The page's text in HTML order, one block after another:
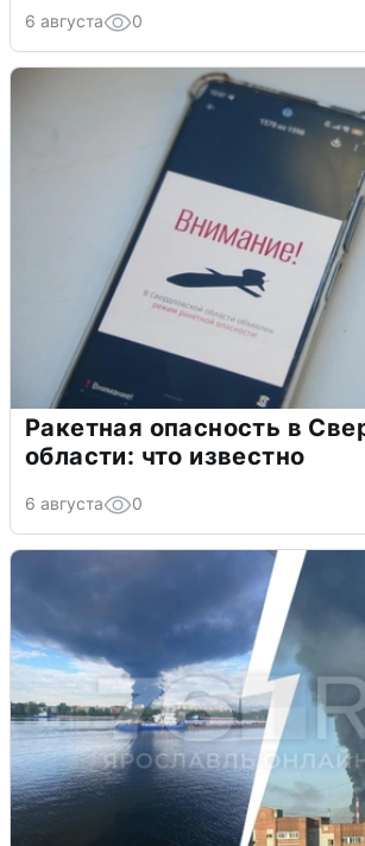
6 августа 0
Ракетная опасность в
области: что известно
6 августа 0